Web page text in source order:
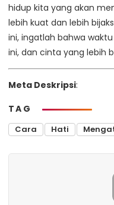
hidup kita yang akan
lebih kuat dan lebih
ini, ingatlah bahwa
ini, dan cinta yang lebih
Meta Deskripsi:
TAG
Cara Hati